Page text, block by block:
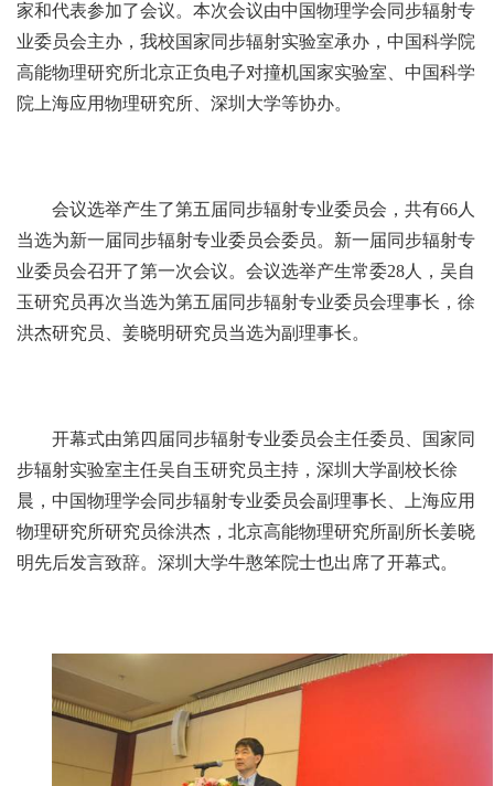
家和代表参加了会议。本次会议由中国物理学会同步辐射专
业委员会主办，我校国家同步辐射实验室承办，中国科学院
高能物理研究所北京正负电子对撞机国家实验室、中国科学
院上海应用物理研究所、深圳大学等协办。
会议选举产生了第五届同步辐射专业委员会，共有66人
当选为新一届同步辐射专业委员会委员。新一届同步辐射专
业委员会召开了第一次会议。会议选举产生常委28人，吴自
玉研究员再次当选为第五届同步辐射专业委员会理事长，徐
洪杰研究员、姜晓明研究员当选为副理事长。
开幕式由第四届同步辐射专业委员会主任委员、国家同
步辐射实验室主任吴自玉研究员主持，深圳大学副校长徐
晨，中国物理学会同步辐射专业委员会副理事长、上海应用
物理研究所研究员徐洪杰，北京高能物理研究所副所长姜晓
明先后发言致辞。深圳大学牛憨笨院士也出席了开幕式。